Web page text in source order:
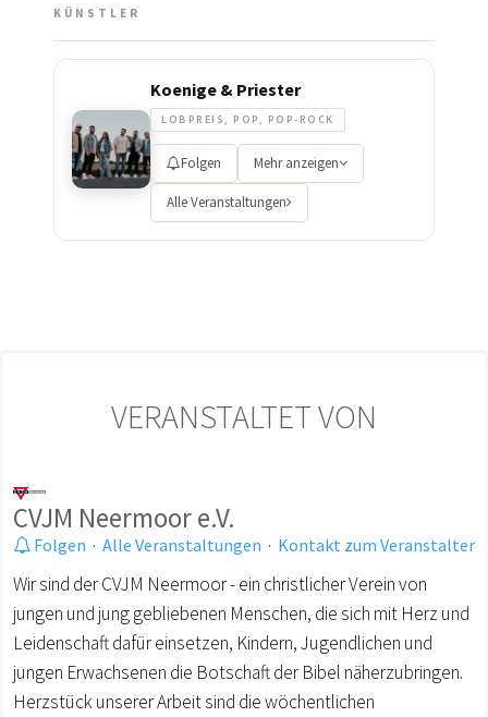
KÜNSTLER
Koenige & Priester
LOBPREIS, POP, POP-ROCK
Folgen Mehr anzeigen
Alle Veranstaltungen
VERANSTALTET VON
CVJM Neermoor e.V.
Folgen · Alle Veranstaltungen · Kontakt zum Veranstalter
Wir sind der CVJM Neermoor - ein christlicher Verein von
jungen und jung gebliebenen Menschen, die sich mit Herz und
Leidenschaft dafür einsetzen, Kindern, Jugendlichen und
jungen Erwachsenen die Botschaft der Bibel näherzubringen.
Herzstück unserer Arbeit sind die wöchentlichen